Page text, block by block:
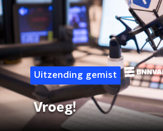
Uitzending gemist
Vroeg!